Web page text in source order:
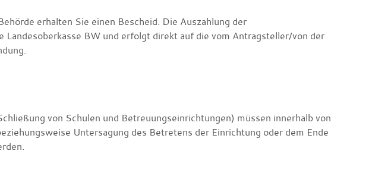
erhalten Sie einen Bescheid. Die Auszahlung der
Landesoberkasse BW und erfolgt direkt auf die vom Antragsteller/von der
von Schulen und Betreuungseinrichtungen) müssen innerhalb von
Untersagung des Betretens der Einrichtung oder dem Ende